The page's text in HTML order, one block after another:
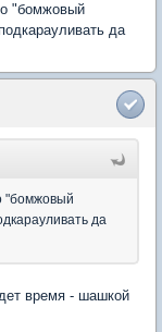
"бомжовый
да
"бомжовый
да
время - шашкой